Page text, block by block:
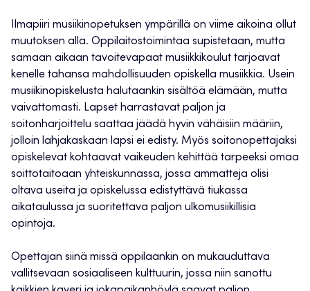
Ilmapiiri musiikinopetuksen ympärillä on viime aikoina ollut
muutoksen alla. Oppilaitostoimintaa supistetaan, mutta
samaan aikaan tavoitevapaat musiikkikoulut tarjoavat
kenelle tahansa mahdollisuuden opiskella musiikkia. Usein
musiikinopiskelusta halutaankin sisältöä elämään, mutta
vaivattomasti. Lapset harrastavat paljon ja
soitonharjoittelu saattaa jäädä hyvin vähäisiin määriin,
jolloin lahjakaskaan lapsi ei edisty. Myös soitonopettajaksi
opiskelevat kohtaavat vaikeuden kehittää tarpeeksi omaa
soittotaitoaan yhteiskunnassa, jossa ammatteja olisi
oltava useita ja opiskelussa edistyttävä tiukassa
aikataulussa ja suoritettava paljon ulkomusiikillisia
opintoja.
Opettajan siinä missä oppilaankin on mukauduttava
vallitsevaan sosiaaliseen kulttuurin, jossa niin sanottu